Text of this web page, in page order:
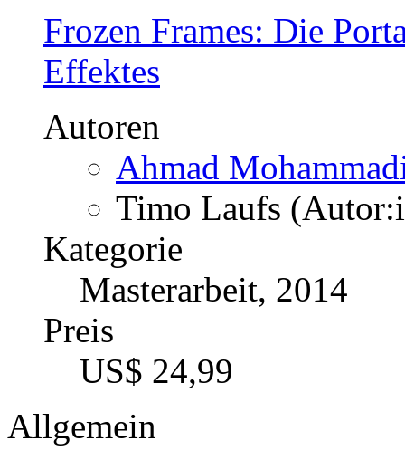
Frozen Frames: Die
Effektes
Autoren
Ahmad
Timo Laufs
Kategorie
Masterarbeit, 2014
Preis
US$ 24,99
Allgemein